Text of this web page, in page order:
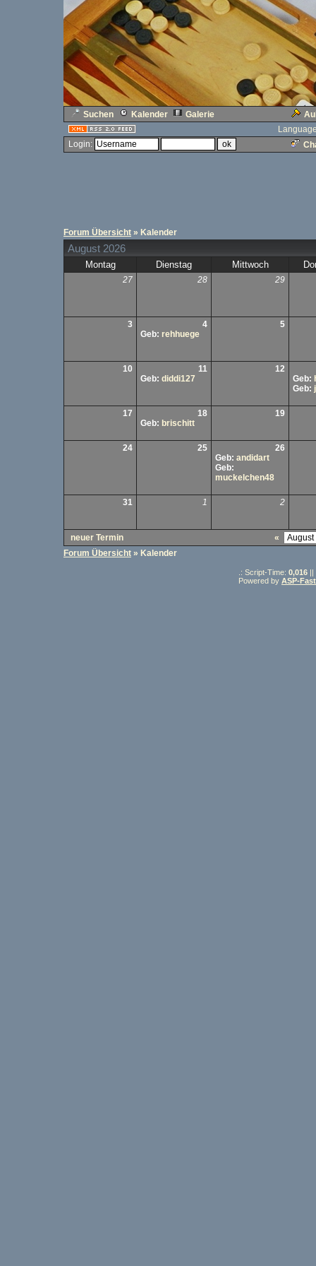
Suchen Kalender Galerie
Login:
Forum Übersicht » Kalender
August 2026
Montag Dienstag Mittwoch
27 28 29
3
4
Geb: rehhuege
5
10
11
Geb: diddi127
12
Geb:
Geb:
17
18
Geb: brischitt
19
24 25
26
Geb: andidart
Geb:
muckelchen48
31 1 2
neuer Termin
«
Forum Übersicht » Kalender
.: Script-Time: 0,016 ||
Powered by ASP-